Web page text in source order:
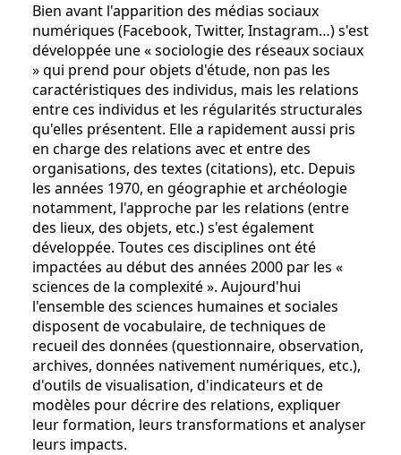
Bien avant l'apparition des médias sociaux
numériques (Facebook, Twitter, Instagram…) s'est
développée une « sociologie des réseaux sociaux
» qui prend pour objets d'étude, non pas les
caractéristiques des individus, mais les relations
entre ces individus et les régularités structurales
qu'elles présentent. Elle a rapidement aussi pris
en charge des relations avec et entre des
organisations, des textes (citations), etc. Depuis
les années 1970, en géographie et archéologie
notamment, l'approche par les relations (entre
des lieux, des objets, etc.) s'est également
développée. Toutes ces disciplines ont été
impactées au début des années 2000 par les «
sciences de la complexité ». Aujourd'hui
l'ensemble des sciences humaines et sociales
disposent de vocabulaire, de techniques de
recueil des données (questionnaire, observation,
archives, données nativement numériques, etc.),
d'outils de visualisation, d'indicateurs et de
modèles pour décrire des relations, expliquer
leur formation, leurs transformations et analyser
leurs impacts.